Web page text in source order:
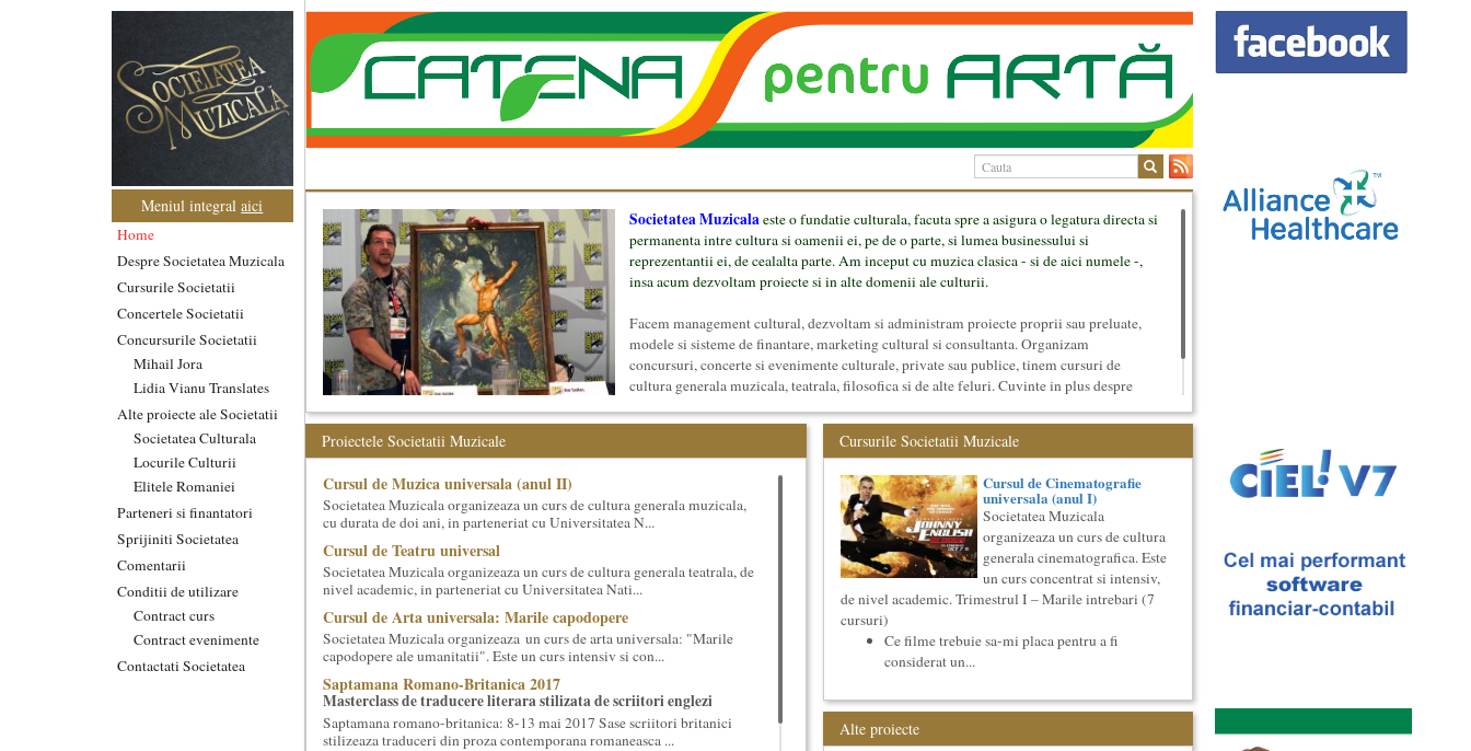
Meniul integralaici
Home
Despre Societatea Muzicala
Cursurile Societatii
Concertele Societatii
Concursurile Societatii
Mihail Jora
Lidia Vianu Translates
Alte proiecte ale Societatii
Societatea Culturala
Locurile Culturii
Elitele Romaniei
Parteneri si finantatori
Sprijiniti Societatea
Comentarii
Conditii de utilizare
Contract curs
Contract evenimente
Contactati Societatea
Societatea Muzicalaeste o fundatie culturala, facuta spre a asigura o legatura directa si
permanenta intre cultura si oamenii ei, pe de o parte, si lumea businessului si
reprezentantii ei, de cealalta parte. Am inceput cu muzica clasica - si de aici numele -,
insa acum dezvoltam proiecte si in alte domenii ale culturii.
Facem management cultural, dezvoltam si administram proiecte proprii sau preluate,
modele si sisteme de finantare, marketing cultural si consultanta. Organizam
concursuri, concerte si evenimente culturale, private sau publice, tinem cursuri de
cultura generala muzicala, teatrala, filosofica si de alte feluri. Cuvinte in plus despre
mai jos.
Proiectele Societatii Muzicale
Cursul de Muzica universala (anul II)
Societatea Muzicala organizeaza un curs de cultura generala muzicala,
cu durata de doi ani, in parteneriat cu Universitatea N...
Cursul de Teatru universal
Societatea Muzicala organizeaza un curs de cultura generala teatrala, de
nivel academic, in parteneriat cu Universitatea Nati...
Cursul de Arta universala: Marile capodopere
Societatea Muzicala organizeaza un curs de arta universala: "Marile
capodopere ale umanitatii". Este un curs intensiv si con...
Saptamana Romano-Britanica 2017
Masterclass de traducere literara stilizata de scriitori englezi
Saptamana romano-britanica: 8-13 mai 2017 Sase scriitori britanici
stilizeaza traduceri din proza contemporana romaneasca ...
Cursurile Societatii Muzicale
Cursul de Cinematografie
universala (anul I)
Societatea Muzicala
organizeaza un curs de cultura
generala cinematografica. Este
un curs concentrat si intensiv,
de nivel academic. Trimestrul I – Marile intrebari (7
cursuri)
Ce filme trebuie sa-mi placa pentru a fi
considerat un...
Alte proiecte